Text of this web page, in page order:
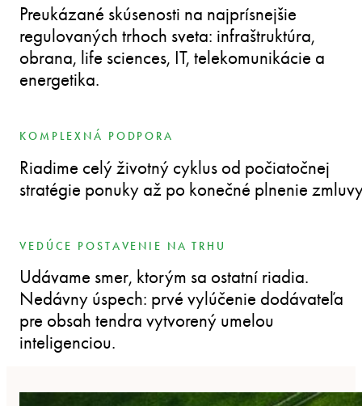
Preukázané skúsenosti na najprísnejšie
regulovaných trhoch sveta: infraštruktúra,
obrana, life sciences, IT, telekomunikácie a
energetika.
KOMPLEXNÁ PODPORA
Riadime celý životný cyklus od počiatočnej
stratégie ponuky až po konečné plnenie
VEDÚCE POSTAVENIE NA TRHU
Udávame smer, ktorým sa ostatní riadia.
Nedávny úspech: prvé vylúčenie dodávateľa
pre obsah tendra vytvorený umelou
inteligenciou.